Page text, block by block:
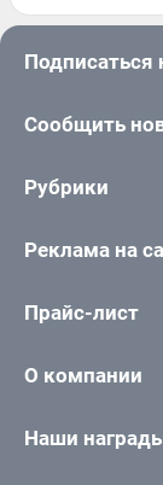
Подписаться
Сообщить
Рубрики
Реклама на
Прайс-лист
О компании
Наши